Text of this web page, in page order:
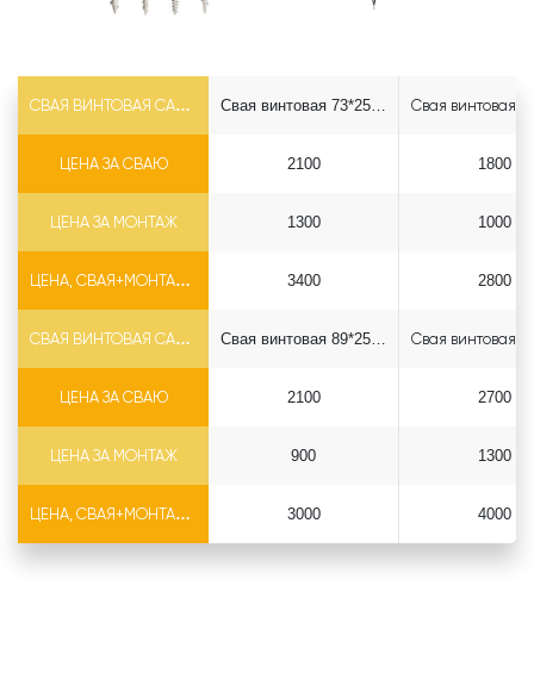
СВАЯ ВИНТОВАЯ САМОРЕЗ Ф73*5.5
ЦЕНА ЗА СВАЮ
ЦЕНА ЗА МОНТАЖ
ЦЕНА, СВАЯ+МОНТАЖ (БЕЗ ОГОЛОВКА)
Свая винтовая 73*2500 саморез
2100
1300
3400
1800
1000
2800
СВАЯ ВИНТОВАЯ САМОРЕЗ Ф89*6.5
ЦЕНА ЗА СВАЮ
ЦЕНА ЗА МОНТАЖ
ЦЕНА, СВАЯ+МОНТАЖ (БЕЗ ОГОЛОВКА)
Свая винтовая 89*2500 саморез
2100
900
3000
2700
1300
4000